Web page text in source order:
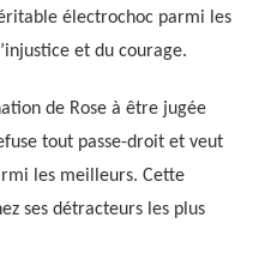
électrochoc parmi les
et du courage.
de Rose à être jugée
tout passe-droit et veut
les meilleurs. Cette
ses détracteurs les plus